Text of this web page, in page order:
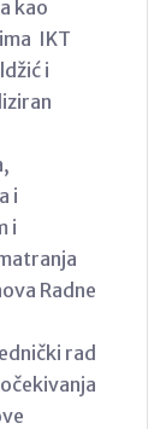
kao
IKT
i
i
i
Radne
rad